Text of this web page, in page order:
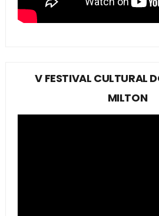
V FESTIVAL CULTURAL
MILTON